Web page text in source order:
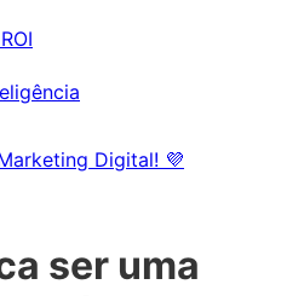
Digital! 💜
ser uma